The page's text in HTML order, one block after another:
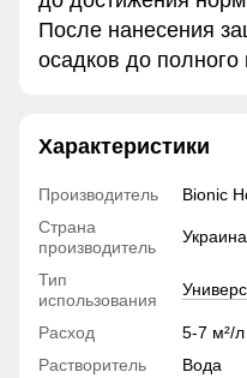
После нанесения
осадков до
Характеристики
Производитель
Bionic
Страна
производитель
Украина
Тип
использования
Расход
5-7 м²/л
Растворитель
Вода